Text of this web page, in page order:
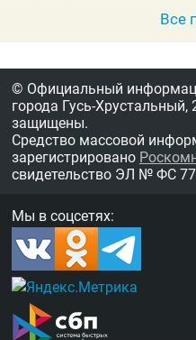
Все
© Официальный
города Гусь-Хрустальный,
защищены.
Средство массовой
зарегистрировано
свидетельство ЭЛ № ФС 77
Мы в соцсетях: